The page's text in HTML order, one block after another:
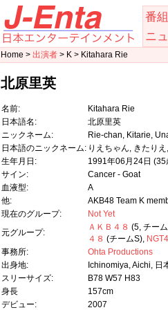
番組
ニ
Home > 出演者 > K > Kitahara Rie
北原里英
名前:
Kitahara Rie
日本語名:
北原里英
ニックネーム:
Rie-chan, Kitarie,
日本語のニックネーム: りえちゃん, きたり
生年月日:
1991年06月24日 (35
サイン:
Cancer - Goat
血液型:
A
他:
AKB48 Team K
現在のグループ:
Not Yet
元グループ:
ＡＫＢ４８ (5, チー
４８ (チームS),
事務所:
Ohta Productions
出身地:
Ichinomiya, Aichi, 日
スリーサイズ:
B78 W57 H83
身長
157cm
デビュー:
2007